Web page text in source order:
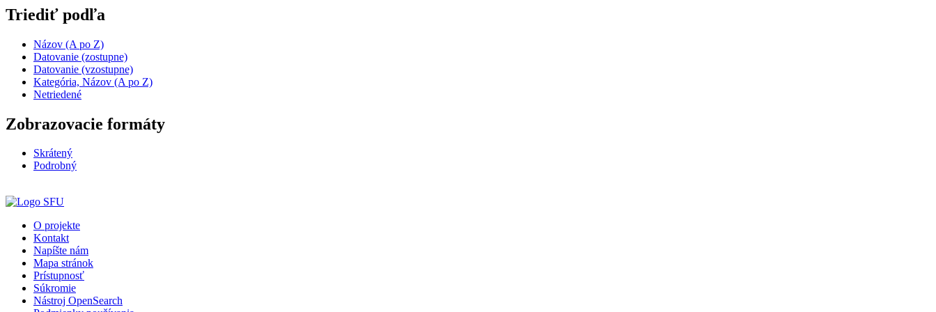
Triediť podľa
Názov (A po Z)
Datovanie (zostupne)
Datovanie (vzostupne)
Kategória, Názov (A po Z)
Netriedené
Zobrazovacie formáty
Skrátený
Podrobný
O projekte
Kontakt
Napíšte nám
Mapa stránok
Prístupnosť
Súkromie
Nástroj OpenSearch